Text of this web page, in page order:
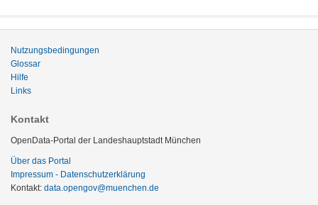
Nutzungsbedingungen
Glossar
Hilfe
Links
Kontakt
OpenData-Portal der Landeshauptstadt München
Über das Portal
Impressum - Datenschutzerklärung
Kontakt: data.opengov@muenchen.de